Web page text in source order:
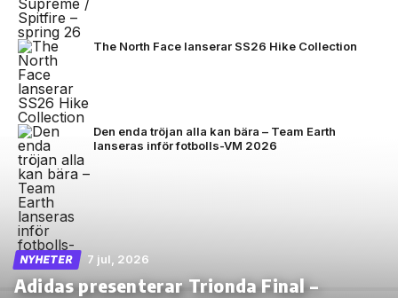
The North Face lanserar SS26 Hike Collection
Den enda tröjan alla kan bära – Team Earth
lanseras inför fotbolls-VM 2026
NYHETER 7 jul, 2026
Adidas presenterar Trionda Final –